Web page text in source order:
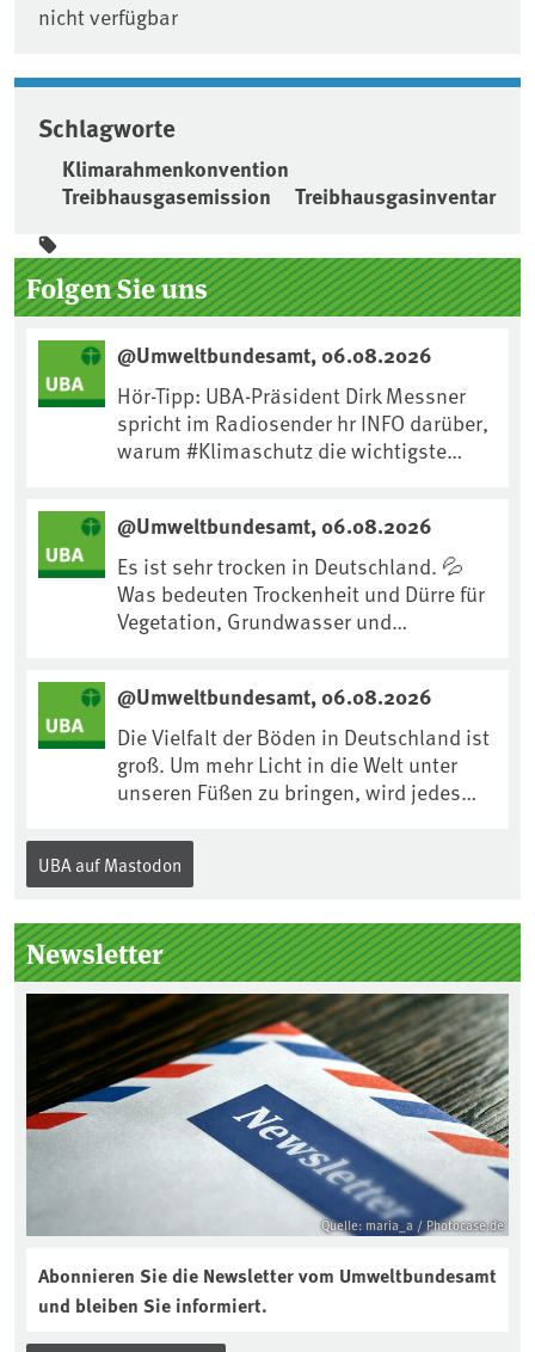
nicht verfügbar
Schlagworte
Klimarahmenkonvention
Treibhausgasemission
Treibhausgasinventar
Seitenleiste
Folgen Sie uns
@Umweltbundesamt, 06.08.2026
Hör-Tipp: UBA-Präsident Dirk Messner
spricht im Radiosender hr INFO darüber,
warum #Klimaschutz die wichtigste
https://www.ardsounds.de/episode/urn
:ard:episode:0e7cf1c4b819c26d/
@Umweltbundesamt, 06.08.2026
Es ist sehr trocken in Deutschland. 💦
Was bedeuten Trockenheit und Dürre für
Vegetation, Grundwasser und
anpassen?🤔Antworten auf diese und
weitere Fragen auf unserer Webseite:
www.uba.de/trockenheit #Trockenheit
#Klimawandel
@Umweltbundesamt, 06.08.2026
Die Vielfalt der Böden in Deutschland ist
groß. Um mehr Licht in die Welt unter
unseren Füßen zu bringen, wird jedes
Internationalen Tag des Bodens, der
„Boden des Jahres“ vorgestellt. Das UBA
Kuratorium, wie wird der Boden des
Jahres ausgewählt und was passiert
eigentlich während eines solchen
Bodenjahres? Infos dazu gibt es im
aktuellen Podcast „Soilcast“. Jetzt
reinhören:
https://soilcast.de/interview/sc202-
interview-die-kuer-der-krume/
UBA auf Mastodon
Newsletter
Quelle: maria_a / Photocase.de
Abonnieren Sie die Newsletter vom Umweltbundesamt
und bleiben Sie informiert.